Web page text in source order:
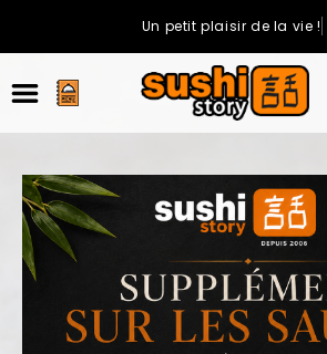
Un petit plaisir de la vie !
ACCUEIL